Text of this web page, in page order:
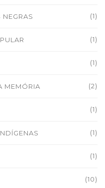
(1)
(1)
(1)
MEMÓRIA (2)
(1)
(1)
(1)
(10)